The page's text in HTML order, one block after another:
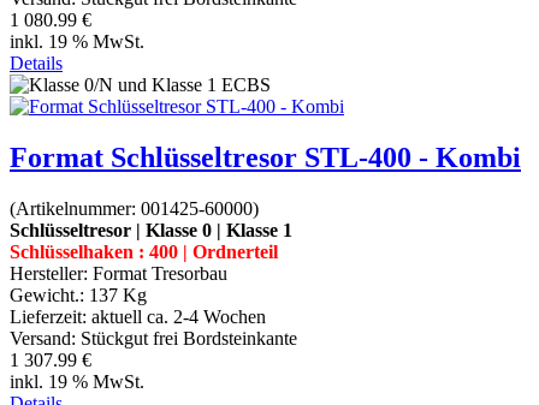
1 080.99 €
inkl. 19 % MwSt.
Details
Format Schlüsseltresor STL-400 - Kombi
(Artikelnummer: 001425-60000)
Schlüsseltresor | Klasse 0 | Klasse 1
Schlüsselhaken : 400 | Ordnerteil
Hersteller: Format Tresorbau
Gewicht.: 137 Kg
Lieferzeit: aktuell ca. 2-4 Wochen
Versand: Stückgut frei Bordsteinkante
1 307.99 €
inkl. 19 % MwSt.